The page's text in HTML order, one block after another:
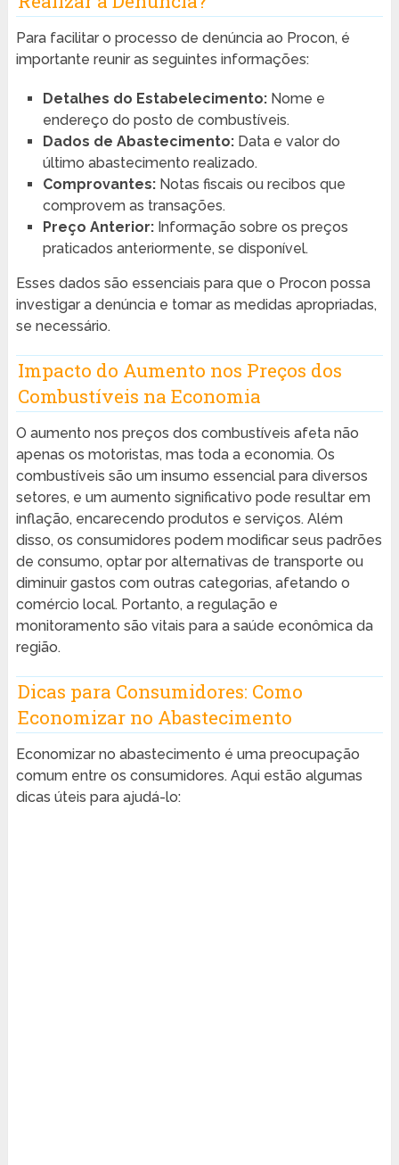
Para facilitar o processo de denúncia ao Procon, é
importante reunir as seguintes informações:
Detalhes do Estabelecimento:Nome e
endereço do posto de combustíveis.
Dados de Abastecimento:Data e valor do
último abastecimento realizado.
Comprovantes:Notas fiscais ou recibos que
comprovem as transações.
Preço Anterior:Informação sobre os preços
praticados anteriormente, se disponível.
Esses dados são essenciais para que o Procon possa
investigar a denúncia e tomar as medidas apropriadas,
se necessário.
Impacto do Aumento nos Preços dos
Combustíveis na Economia
O aumento nos preços dos combustíveis afeta não
apenas os motoristas, mas toda a economia. Os
combustíveis são um insumo essencial para diversos
setores, e um aumento significativo pode resultar em
inflação, encarecendo produtos e serviços. Além
disso, os consumidores podem modificar seus padrões
de consumo, optar por alternativas de transporte ou
diminuir gastos com outras categorias, afetando o
comércio local. Portanto, a regulação e
monitoramento são vitais para a saúde econômica da
região.
Dicas para Consumidores: Como
Economizar no Abastecimento
Economizar no abastecimento é uma preocupação
comum entre os consumidores. Aqui estão algumas
dicas úteis para ajudá-lo: